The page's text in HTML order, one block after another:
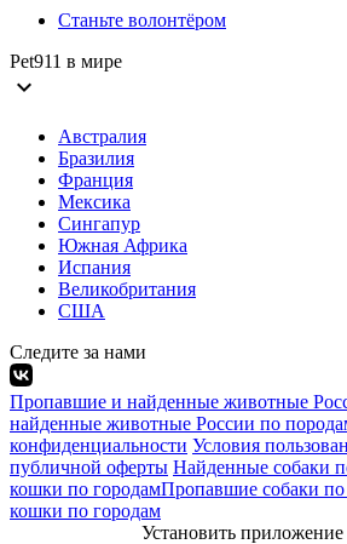
Станьте волонтёром
Pet911 в мире
expand_more
Австралия
Бразилия
Франция
Мексика
Сингапур
Южная Африка
Испания
Великобритания
США
Следите за нами
Пропавшие и найденные животные
найденные животные России по
конфиденциальности Условия
публичной оферты Найденные собаки
кошки по городамПропавшие собаки по
кошки по городам
Установить приложение